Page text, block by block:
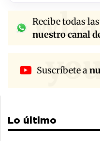
Recibe todas
nuestro canal
Suscríbete a
Lo último